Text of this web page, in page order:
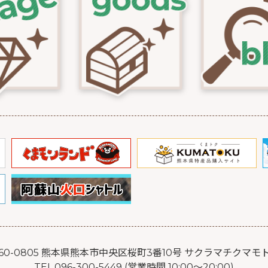
0805 熊本県熊本市中央区桜町3番10号 サクラマチクマモ